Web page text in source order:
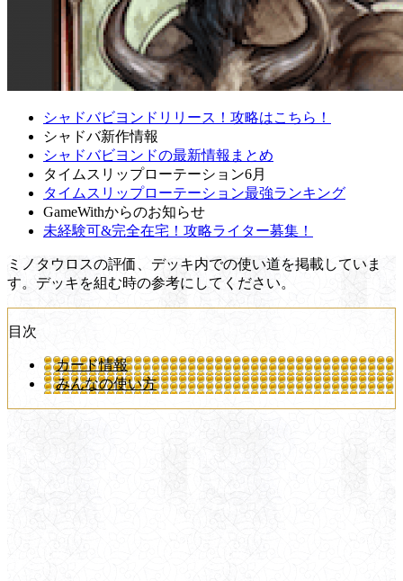
シャドバビヨンドリリース！攻略はこちら！
シャドバ新作情報
シャドバビヨンドの最新情報まとめ
タイムスリップローテーション6月
タイムスリップローテーション最強ランキング
GameWithからのお知らせ
未経験可&完全在宅！攻略ライター募集！
ミノタウロスの評価、デッキ内での使い道を掲載していま
す。デッキを組む時の参考にしてください。
目次
カード情報
みんなの使い方